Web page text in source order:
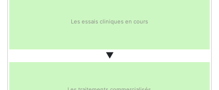
Les essais cliniques en cours
▼